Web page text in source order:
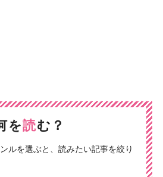
を読む？
ルを選ぶと、読みたい記事を絞り